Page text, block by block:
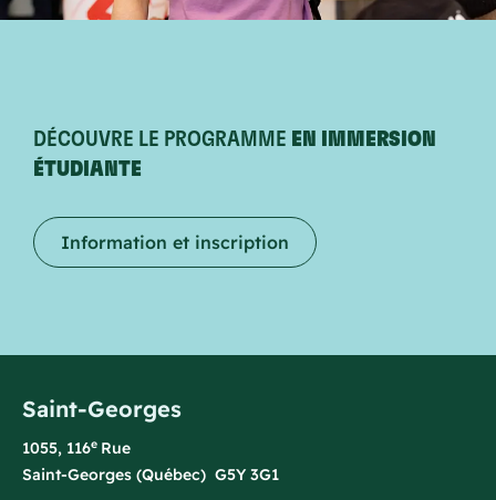
DÉCOUVRE LE PROGRAMME EN IMMERSION
ÉTUDIANTE
Information et inscription
Saint-Georges
1055, 116e Rue
Saint-Georges (Québec) G5Y 3G1